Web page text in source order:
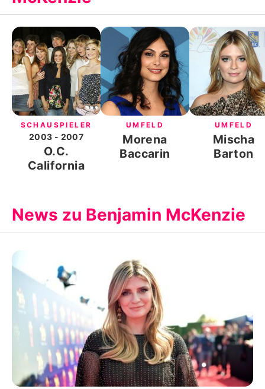
SCHAUSPIELER
2003 - 2007
O.C.
California
UMFELD
Morena
Baccarin
UMFELD
Mischa
Barton
News zu Benjamin McKenzie